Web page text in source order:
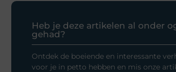
Heb je deze artikelen al onder
gehad?
Ontdek de boeiende en interessante
voor je in petto hebben en mis onze